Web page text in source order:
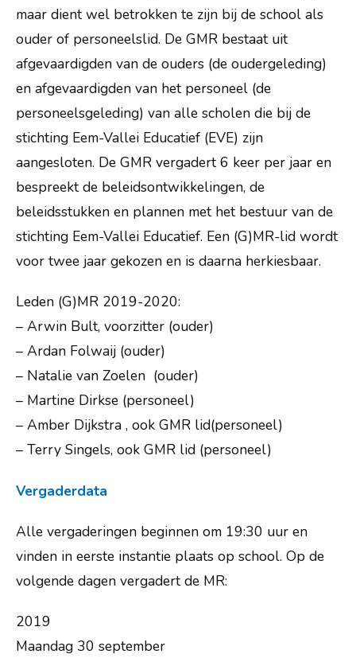
maar dient wel betrokken te zijn bij de school als
ouder of personeelslid. De GMR bestaat uit
afgevaardigden van de ouders (de oudergeleding)
en afgevaardigden van het personeel (de
personeelsgeleding) van alle scholen die bij de
stichting Eem-Vallei Educatief (EVE) zijn
aangesloten. De GMR vergadert 6 keer per jaar en
bespreekt de beleidsontwikkelingen, de
beleidsstukken en plannen met het bestuur van de
stichting Eem-Vallei Educatief. Een (G)MR-lid wordt
voor twee jaar gekozen en is daarna herkiesbaar.
Leden (G)MR 2019-2020:
– Arwin Bult, voorzitter (ouder)
– Ardan Folwaij (ouder)
– Natalie van Zoelen (ouder)
– Martine Dirkse (personeel)
– Amber Dijkstra , ook GMR lid(personeel)
– Terry Singels, ook GMR lid (personeel)
Vergaderdata
Alle vergaderingen beginnen om 19:30 uur en
vinden in eerste instantie plaats op school. Op de
volgende dagen vergadert de MR:
2019
Maandag 30 september